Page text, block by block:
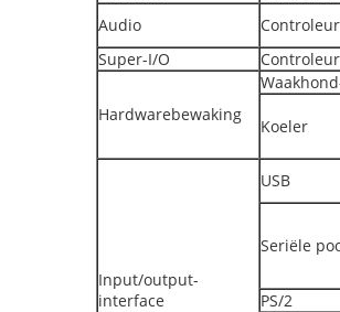
Audio
Controleur
Super-I/O
Controleur
Hardwarebewaking
Koeler
Input/output-
interface
USB
Seriële
PS/2